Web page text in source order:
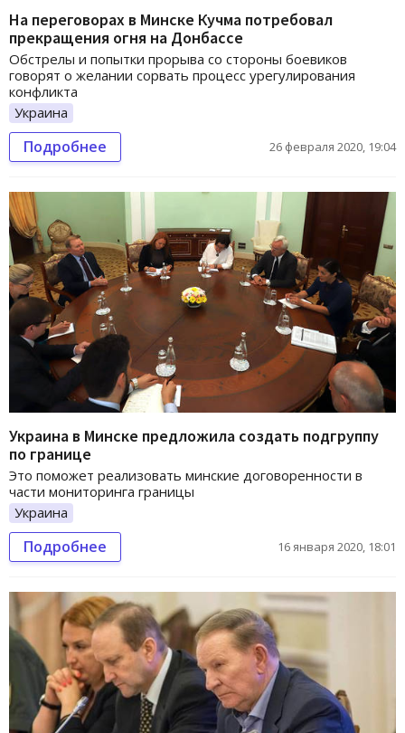
На переговорах в Минске Кучма потребовал
прекращения огня на Донбассе
Обстрелы и попытки прорыва со стороны боевиков
говорят о желании сорвать процесс урегулирования
конфликта
Украина
Подробнее 26 февраля 2020, 19:04
Украина в Минске предложила создать подгруппу
по границе
Это поможет реализовать минские договоренности в
части мониторинга границы
Украина
Подробнее 16 января 2020, 18:01